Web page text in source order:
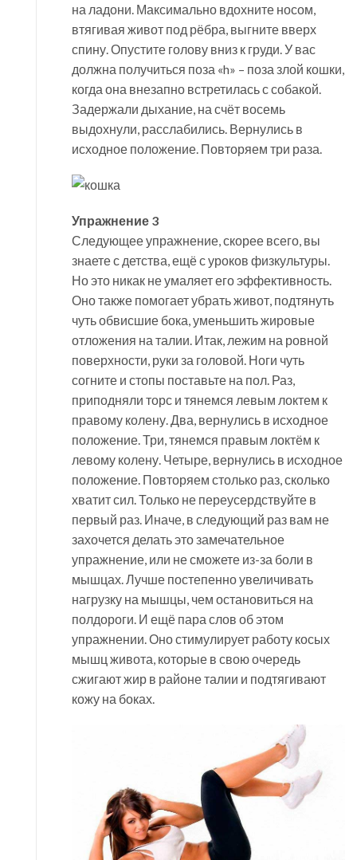
на ладони. Максимально вдохните носом,
втягивая живот под рёбра, выгните вверх
спину. Опустите голову вниз к груди. У вас
должна получиться поза «h» – поза злой кошки,
когда она внезапно встретилась с собакой.
Задержали дыхание, на счёт восемь
выдохнули, расслабились. Вернулись в
исходное положение. Повторяем три раза.
Упражнение 3
Следующее упражнение, скорее всего, вы
знаете с детства, ещё с уроков физкультуры.
Но это никак не умаляет его эффективность.
Оно также помогает убрать живот, подтянуть
чуть обвисшие бока, уменьшить жировые
отложения на талии. Итак, лежим на ровной
поверхности, руки за головой. Ноги чуть
согните и стопы поставьте на пол. Раз,
приподняли торс и тянемся левым локтем к
правому колену. Два, вернулись в исходное
положение. Три, тянемся правым локтём к
левому колену. Четыре, вернулись в исходное
положение. Повторяем столько раз, сколько
хватит сил. Только не переусердствуйте в
первый раз. Иначе, в следующий раз вам не
захочется делать это замечательное
упражнение, или не сможете из-за боли в
мышцах. Лучше постепенно увеличивать
нагрузку на мышцы, чем остановиться на
полдороги. И ещё пара слов об этом
упражнении. Оно стимулирует работу косых
мышц живота, которые в свою очередь
сжигают жир в районе талии и подтягивают
кожу на боках.